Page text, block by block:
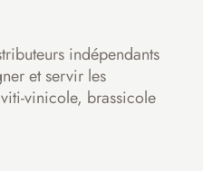
indépendants
et servir les
vinicole, brassicole